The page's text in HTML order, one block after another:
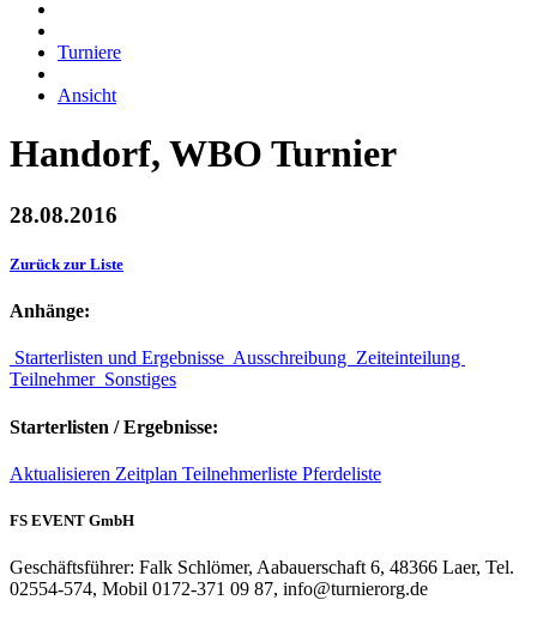
Turniere
Ansicht
Handorf, WBO Turnier
28.08.2016
Zurück zur Liste
Anhänge:
Starterlisten und Ergebnisse Ausschreibung Zeiteinteilung
Teilnehmer Sonstiges
Starterlisten / Ergebnisse:
Aktualisieren Zeitplan Teilnehmerliste Pferdeliste
FS EVENT GmbH
Geschäftsführer: Falk Schlömer, Aabauerschaft 6, 48366 Laer, Tel.
02554-574, Mobil 0172-371 09 87, info@turnierorg.de